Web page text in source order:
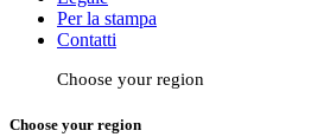
Per la stampa
Contatti
Choose your region
Choose your region